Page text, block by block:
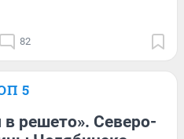
82
5
решето». Северо-